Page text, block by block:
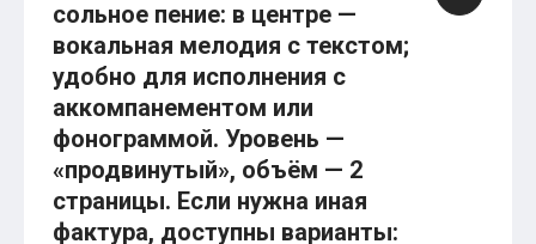
сольное пение: в центре —
вокальная мелодия с текстом;
удобно для исполнения с
аккомпанементом или
фонограммой. Уровень —
«продвинутый», объём — 2
страницы. Если нужна иная
фактура, доступны варианты: